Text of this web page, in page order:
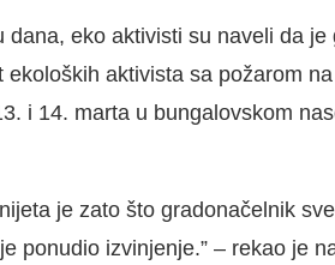
eko aktivisti su naveli da je
aktivista sa požarom
i 14. marta u bungalovskom
je zato što gradonačelnik
ponudio izvinjenje.” – rekao je